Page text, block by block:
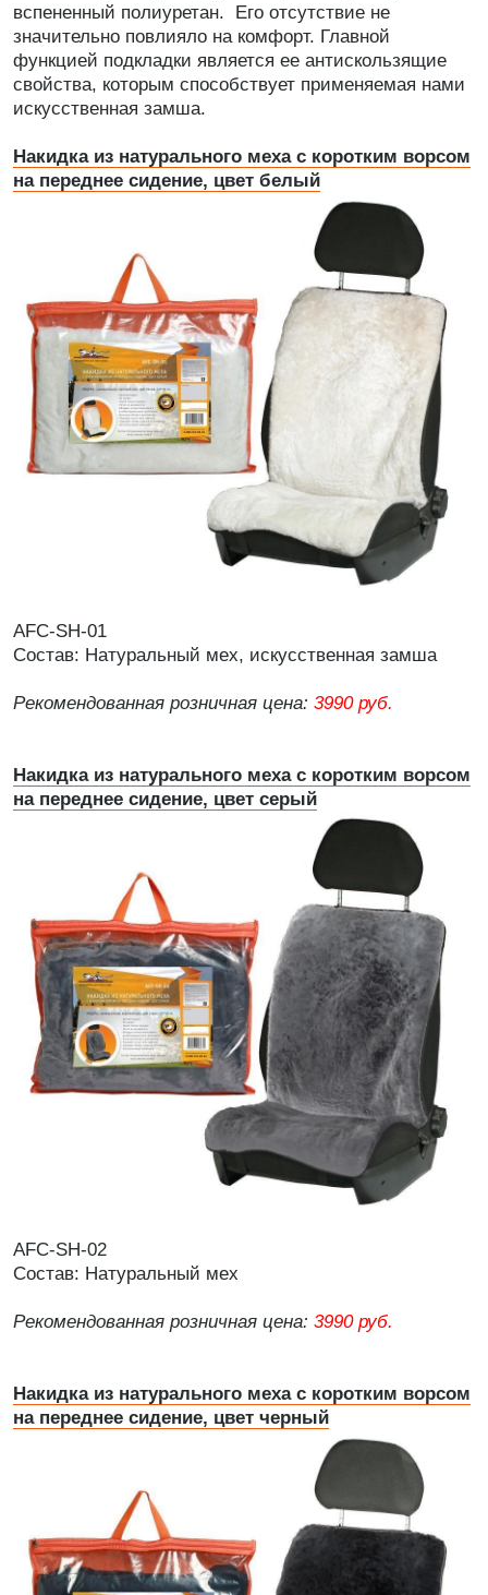
вспененный полиуретан. Его отсутствие не
значительно повлияло на комфорт. Главной
функцией подкладки является ее антискользящие
свойства, которым способствует применяемая нами
искусственная замша.
Накидка из натурального меха с коротким ворсом
на переднее сидение, цвет белый
AFC-SH-01
Состав: Натуральный мех, искусственная замша
Рекомендованная розничная цена: 3990 руб.
Накидка из натурального меха с коротким ворсом
на переднее сидение, цвет серый
AFC-SH-02
Состав: Натуральный мех
Рекомендованная розничная цена: 3990 руб.
Накидка из натурального меха с коротким ворсом
на переднее сидение, цвет черный